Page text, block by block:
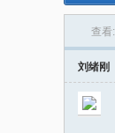
查看:
刘绪刚